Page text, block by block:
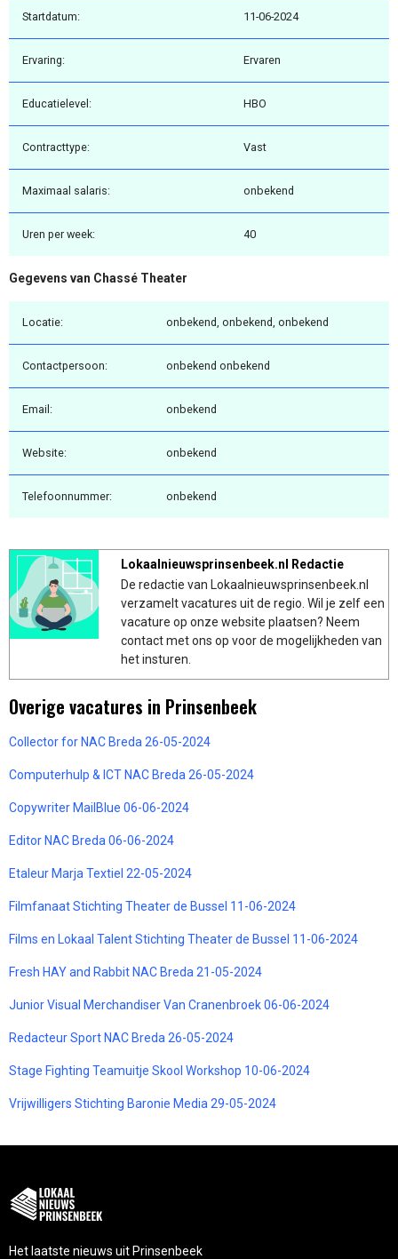
Startdatum: 11-06-2024
Ervaring: Ervaren
Educatielevel: HBO
Contracttype: Vast
Maximaal salaris: onbekend
Uren per week: 40
Gegevens van Chassé Theater
Locatie: onbekend, onbekend, onbekend
Contactpersoon: onbekend onbekend
Email: onbekend
Website: onbekend
Telefoonnummer: onbekend
Lokaalnieuwsprinsenbeek.nl Redactie
De redactie van Lokaalnieuwsprinsenbeek.nl
verzamelt vacatures uit de regio. Wil je zelf een
vacature op onze website plaatsen? Neem
contact met ons op voor de mogelijkheden van
het insturen.
Overige vacatures in Prinsenbeek
Collector for NAC Breda 26-05-2024
Computerhulp & ICT NAC Breda 26-05-2024
Copywriter MailBlue 06-06-2024
Editor NAC Breda 06-06-2024
Etaleur Marja Textiel 22-05-2024
Filmfanaat Stichting Theater de Bussel 11-06-2024
Films en Lokaal Talent Stichting Theater de Bussel 11-06-2024
Fresh HAY and Rabbit NAC Breda 21-05-2024
Junior Visual Merchandiser Van Cranenbroek 06-06-2024
Redacteur Sport NAC Breda 26-05-2024
Stage Fighting Teamuitje Skool Workshop 10-06-2024
Vrijwilligers Stichting Baronie Media 29-05-2024
Het laatste nieuws uit Prinsenbeek